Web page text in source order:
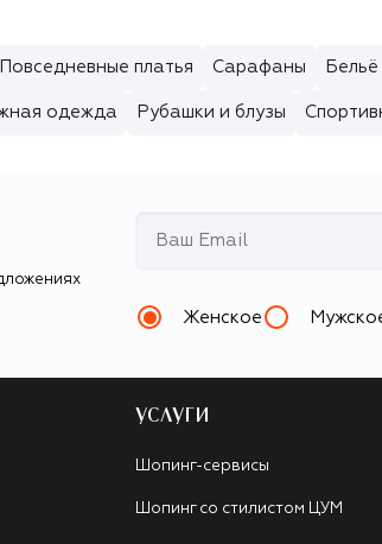
Повседневные платья Сарафаны Бельё
одежда Рубашки и блузы
Женское
УСЛУГИ
Шопинг-сервисы
Шопинг со стилистом ЦУМ